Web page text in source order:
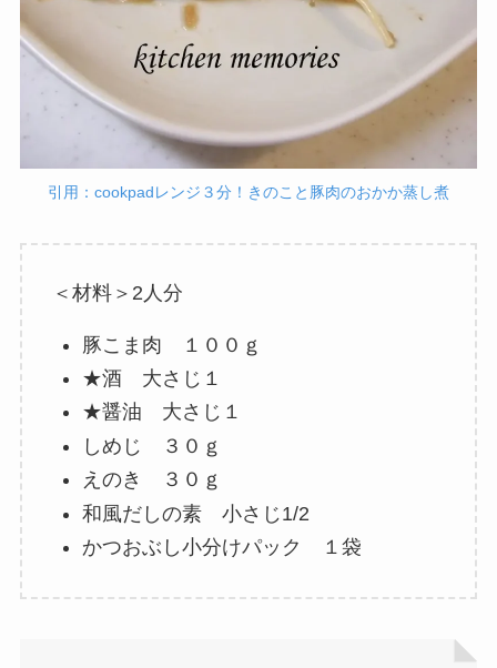
引用：cookpadレンジ３分！きのこと豚肉のおかか蒸し煮
＜材料＞2人分
豚こま肉 １００ｇ
★酒 大さじ１
★醤油 大さじ１
しめじ ３０ｇ
えのき ３０ｇ
和風だしの素 小さじ1/2
かつおぶし小分けパック １袋